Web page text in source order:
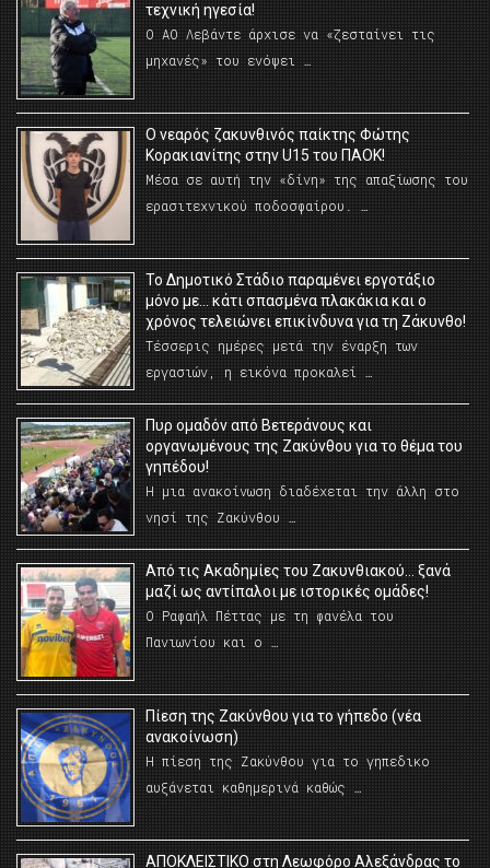
τεχνική ηγεσία!
Ο ΑΟ Λεβάντε άρχισε να «ζεσταίνει τις
μηχανές» του ενόψει …
O νεαρός ζακυνθινός παίκτης Φώτης
Κορακιανίτης στην U15 του ΠΑΟΚ!
Μέσα σε αυτή την «δίνη» της απαξίωσης του
ερασιτεχνικού ποδοσφαίρου. …
Το Δημοτικό Στάδιο παραμένει εργοτάξιο
μόνο με… κάτι σπασμένα πλακάκια και ο
χρόνος τελειώνει επικίνδυνα για τη Ζάκυνθο!
Τέσσερις ημέρες μετά την έναρξη των
εργασιών, η εικόνα προκαλεί …
Πυρ ομαδόν από Βετεράνους και
οργανωμένους της Ζακύνθου για το θέμα του
γηπέδου!
Η μια ανακοίνωση διαδέχεται την άλλη στο
νησί της Ζακύνθου …
Από τις Ακαδημίες του Ζακυνθιακού… ξανά
μαζί ως αντίπαλοι με ιστορικές ομάδες!
Ο Ραφαήλ Πέττας με τη φανέλα του
Πανιωνίου και ο …
Πίεση της Ζακύνθου για το γήπεδο (νέα
ανακοίνωση)
Η πίεση της Ζακύνθου για το γηπεδικο
αυξάνεται καθημερινά καθώς …
AΠΟΚΛΕΙΣΤΙΚΟ στη Λεωφόρο Αλεξάνδρας το